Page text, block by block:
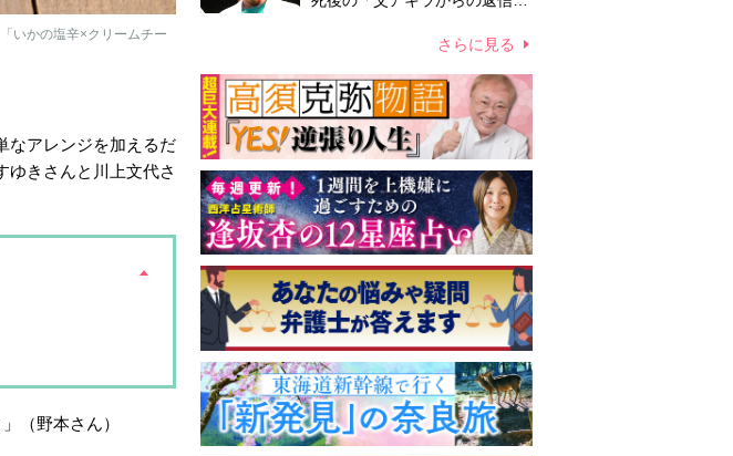
いかの塩辛×クリームチー
なアレンジを加えるだ
ゆきさんと川上文代さ
（野本さん）
さらに見る